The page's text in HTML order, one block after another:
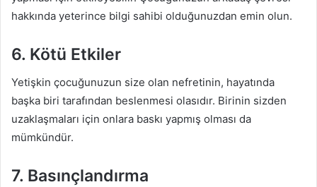
hakkında yeterince bilgi sahibi olduğunuzdan emin olun.
6. Kötü Etkiler
Yetişkin çocuğunuzun size olan nefretinin, hayatında
başka biri tarafından beslenmesi olasıdır. Birinin sizden
uzaklaşmaları için onlara baskı yapmış olması da
mümkündür.
7. Basınçlandırma